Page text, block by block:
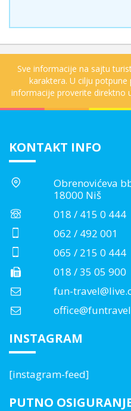
Sve informacije na sajtu
karaktera. U cilju
informacije proverite direktno
KONTAKT INFO
Obrenovićeva
18000 Niš
018 / 415 0 444
062 / 492 001
065 / 215 0 444
018 / 35 05 900
fun-
INSTAGRAM
[instagram-feed]
PUTNO